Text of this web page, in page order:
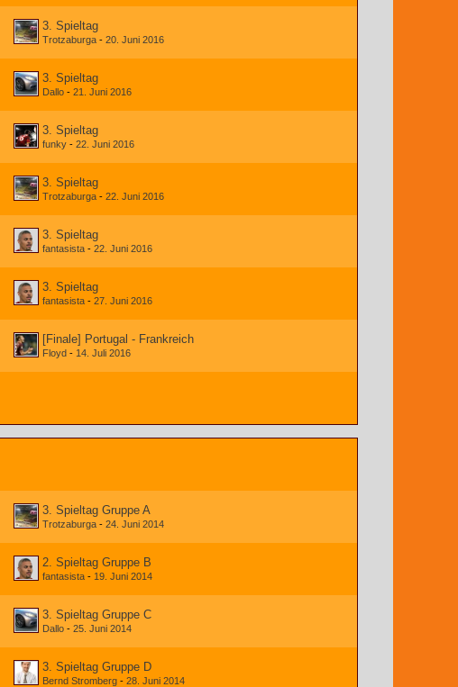
3. Spieltag
Trotzaburga- 20. Juni 2016
3. Spieltag
Dallo- 21. Juni 2016
3. Spieltag
funky- 22. Juni 2016
3. Spieltag
Trotzaburga- 22. Juni 2016
3. Spieltag
fantasista- 22. Juni 2016
3. Spieltag
fantasista- 27. Juni 2016
[Finale] Portugal - Frankreich
Floyd- 14. Juli 2016
3. Spieltag Gruppe A
Trotzaburga- 24. Juni 2014
2. Spieltag Gruppe B
fantasista- 19. Juni 2014
3. Spieltag Gruppe C
Dallo- 25. Juni 2014
3. Spieltag Gruppe D
Bernd Stromberg- 28. Juni 2014